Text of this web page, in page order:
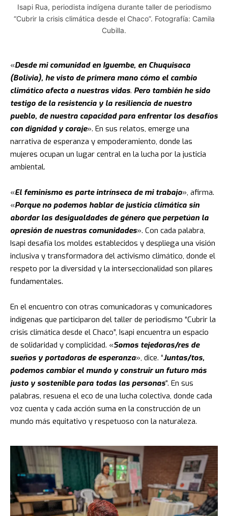
Isapi Rua, periodista indígena durante taller de periodismo
“Cubrir la crisis climática desde el Chaco”. Fotografía: Camila
Cubilla.
«Desde mi comunidad en Iguembe, en Chuquisaca
(Bolivia), he visto de primera mano cómo el cambio
climático afecta a nuestras vidas. Pero también he sido
testigo de la resistencia y la resiliencia de nuestro
pueblo, de nuestra capacidad para enfrentar los desafíos
con dignidad y coraje». En sus relatos, emerge una
narrativa de esperanza y empoderamiento, donde las
mujeres ocupan un lugar central en la lucha por la justicia
ambiental.
«El feminismo es parte intrínseca de mi trabajo», afirma.
«Porque no podemos hablar de justicia climática sin
abordar las desigualdades de género que perpetúan la
opresión de nuestras comunidades». Con cada palabra,
Isapi desafía los moldes establecidos y despliega una visión
inclusiva y transformadora del activismo climático, donde el
respeto por la diversidad y la interseccionalidad son pilares
fundamentales.
En el encuentro con otras comunicadoras y comunicadores
indígenas que participaron del taller de periodismo “Cubrir la
crisis climática desde el Chaco”, Isapi encuentra un espacio
de solidaridad y complicidad. «Somos tejedoras/res de
sueños y portadoras de esperanza», dice. “Juntas/tos,
podemos cambiar el mundo y construir un futuro más
justo y sostenible para todas las personas“. En sus
palabras, resuena el eco de una lucha colectiva, donde cada
voz cuenta y cada acción suma en la construcción de un
mundo más equitativo y respetuoso con la naturaleza.